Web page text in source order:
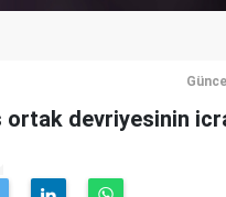
ortak devriyesinin